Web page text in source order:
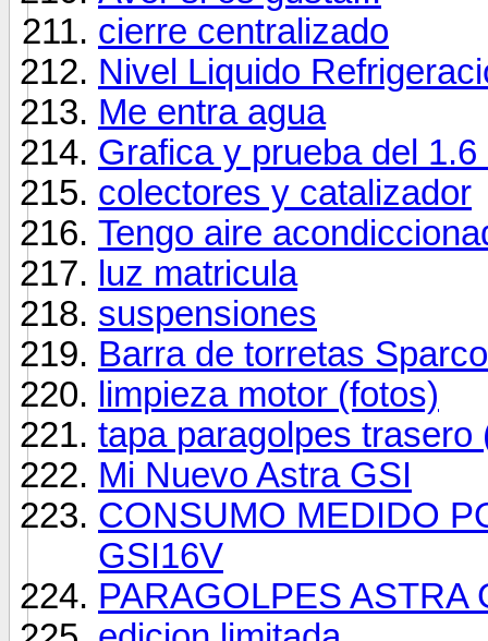
cierre centralizado
Nivel Liquido
Me entra agua
Grafica y prueba del 1.6
colectores y catalizador
Tengo aire
luz matricula
suspensiones
Barra de torretas Sparco
limpieza motor (fotos)
tapa paragolpes trasero
Mi Nuevo Astra GSI
CONSUMO MEDIDO
GSI16V
PARAGOLPES ASTRA